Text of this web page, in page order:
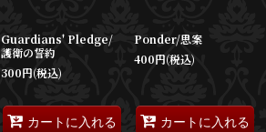
Guardians' Pledge/
護衛の誓約
300円(税込)
カートに入れる
Ponder/思案
400円(税込)
カートに入れる